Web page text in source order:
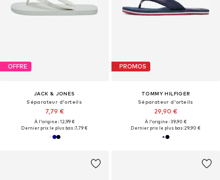
OFFRE
JACK & JONES
Séparateur d'orteils
7,79 €
À l'origine : 12,99 €
Dernier prix le plus bas :7,79 €
PROMOS
TOMMY HILFIGER
Séparateur d'orteils
29,90 €
À l'origine : 39,90 €
Dernier prix le plus bas :29,90 €